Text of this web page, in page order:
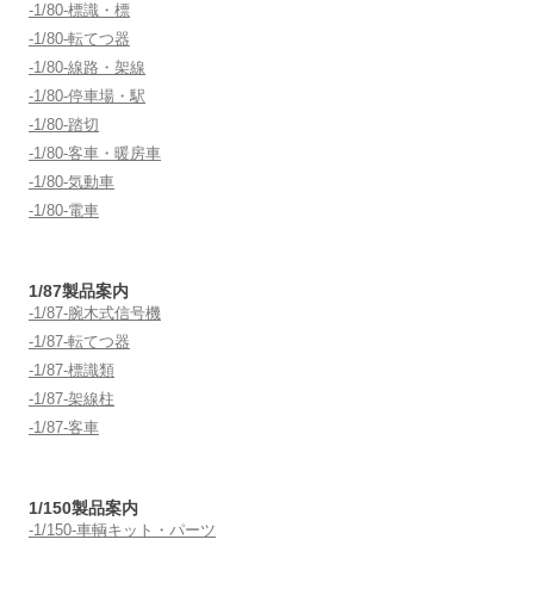
-1/80-標識・標
-1/80-転てつ器
-1/80-線路・架線
-1/80-停車場・駅
-1/80-踏切
-1/80-客車・暖房車
-1/80-気動車
-1/80-電車
1/87製品案内
-1/87-腕木式信号機
-1/87-転てつ器
-1/87-標識類
-1/87-架線柱
-1/87-客車
1/150製品案内
-1/150-車輌キット・パーツ